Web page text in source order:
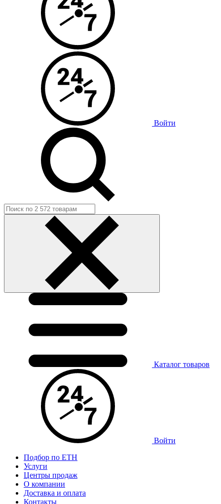
Войти
Каталог товаров
Войти
Подбор по ЕТН
Услуги
Центры продаж
О компании
Доставка и оплата
Контакты